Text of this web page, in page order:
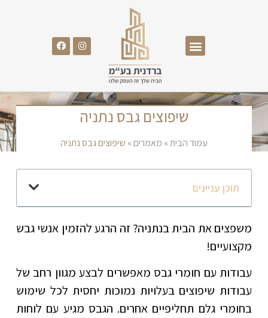
שיפוצים גבס נתניה
עמוד הבית» מאמרים » שיפוצים גבס נתניה
תוכן עניינים
משפצים את הבית בנתניה? זה הרגע להזמין אנשי גבש
מקצועיים!
עבודות עם חומרי גבס מאפשרים לבצע מגוון רחב של
עבודות שיפוצים בעלויות נמוכות יחסית לכל שימוש
בחומרי גלם תחליפיים אחרים. הגבס מגיע עם לוחות